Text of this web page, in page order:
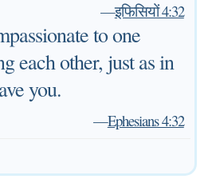
—इफिसियों 4:32
to one
each other, just as in
you.
—Ephesians 4:32